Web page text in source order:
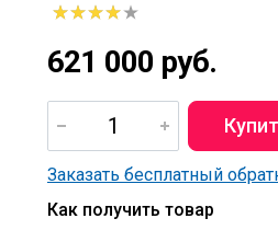
621 000 руб.
Заказать бесплатный
Как получить товар